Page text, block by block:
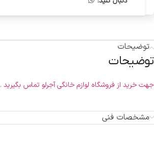
توضیحات
توضیحات
جهت خرید از فروشگاه لوازم خانگی آجرلو تماس بگیرید .
مشخصات فنی